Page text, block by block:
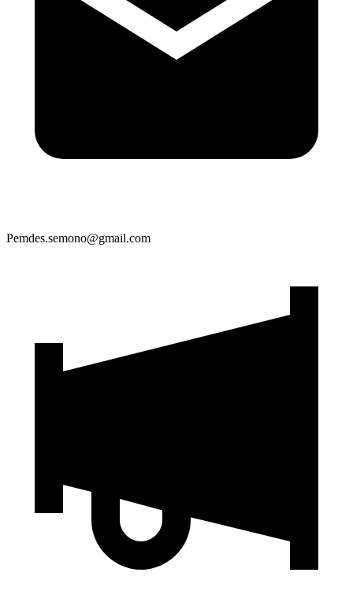
Pemdes.semono@gmail.com